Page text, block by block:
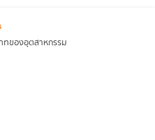
ทของอุตสาหกรรม